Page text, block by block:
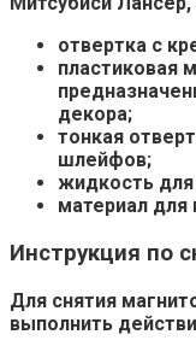
отвертка с
пластиковая
декора;
тонкая
шлейфов;
жидкость для
материал
Инструкция по
Для снятия
выполнить